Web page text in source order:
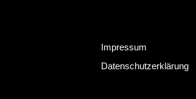
Impressum
Datenschutzerklärung